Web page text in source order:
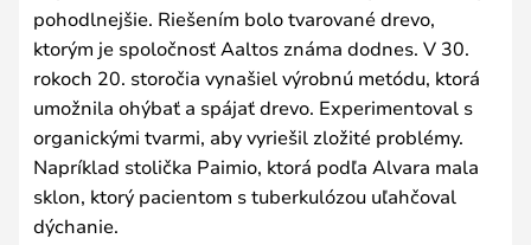
pohodlnejšie. Riešením bolo tvarované drevo,
ktorým je spoločnosť Aaltos známa dodnes. V 30.
rokoch 20. storočia vynašiel výrobnú metódu, ktorá
umožnila ohýbať a spájať drevo. Experimentoval s
organickými tvarmi, aby vyriešil zložité problémy.
Napríklad stolička Paimio, ktorá podľa Alvara mala
sklon, ktorý pacientom s tuberkulózou uľahčoval
dýchanie.